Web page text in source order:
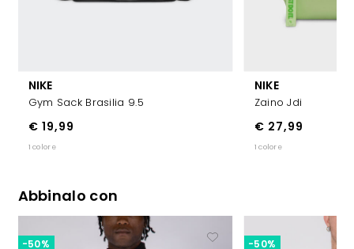
NIKE
Gym Sack Brasilia 9.5
€ 19,99
1 colore
NIKE
Zaino Jdi
€ 27,99
1 colore
Abbinalo con
-50% -50%